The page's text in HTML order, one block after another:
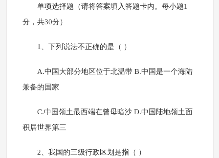
单项选择题（请将答案填入答题卡内。每小题1
分，共30分）
1、下列说法不正确的是（ ）
A.中国大部分地区位于北温带 B.中国是一个海陆
兼备的国家
C.中国领土最西端在曾母暗沙 D.中国陆地领土面
积居世界第三
2、我国的三级行政区划是指（ ）